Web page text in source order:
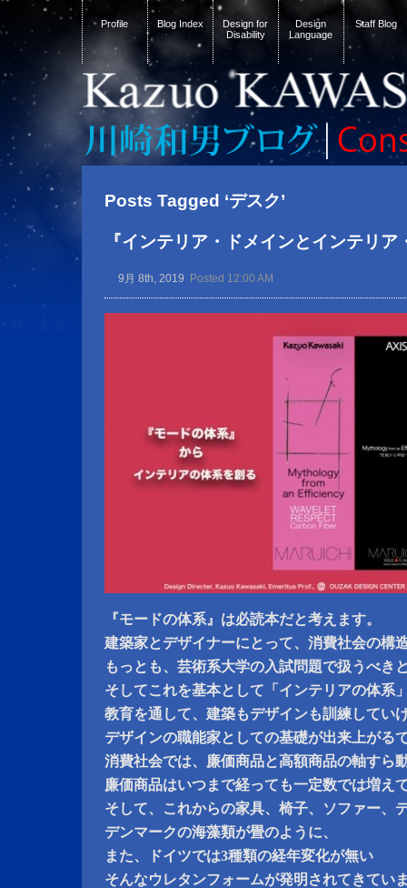
Profile Blog Index
Design for
Disability
Design
Language
Staff Blog
Posts Tagged ‘デスク’
『インテリア・ドメインとインテリ
9月 8th, 2019 Posted 12:00 AM
『モードの体系』は必読本だと考えます。
建築家とデザイナーにとって、消費社会の構
もっとも、芸術系大学の入試問題で扱うべき
そしてこれを基本として「インテリアの体系
教育を通して、建築もデザインも訓練してい
デザインの職能家としての基礎が出来上がる
消費社会では、廉価商品と高額商品の軸すら
廉価商品はいつまで経っても一定数では増え
そして、これからの家具、椅子、ソファー、
デンマークの海藻類が畳のように、
また、ドイツでは3種類の経年変化が無い
そんなウレタンフォームが発明されてきてい